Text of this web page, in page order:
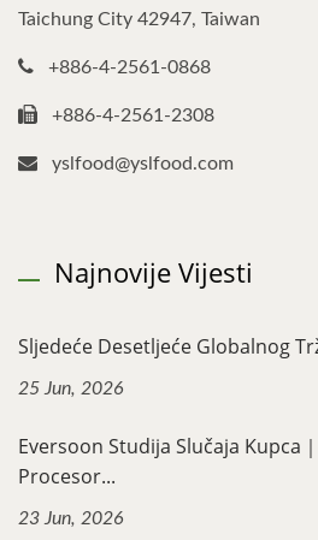
Taichung City 42947, Taiwan
+886-4-2561-0868
+886-4-2561-2308
yslfood@yslfood.com
Najnovije Vijesti
Sljedeće Desetljeće Globalnog
25 Jun, 2026
Eversoon Studija Slučaja Kupca
Procesor...
23 Jun, 2026